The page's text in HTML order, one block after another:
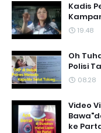
Kadis
19.48
Oh
Polisi
08.28
Video
ke